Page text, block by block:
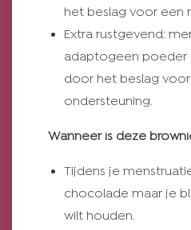
het beslag voor een
Extra rustgevend:
adaptogeen poeder
door het beslag
ondersteuning.
Wanneer is deze
Tijdens je
chocolade maar je
wilt houden.